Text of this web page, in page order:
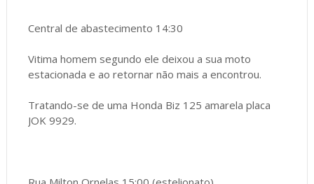
Central de abastecimento 14:30
Vitima homem segundo ele deixou a sua moto
estacionada e ao retornar não mais a encontrou.
Tratando-se de uma Honda Biz 125 amarela placa
JOK 9929.